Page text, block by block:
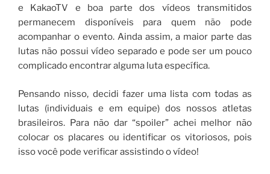
e KakaoTV e boa parte dos vídeos transmitidos
permanecem disponíveis para quem não pode
acompanhar o evento. Ainda assim, a maior parte das
lutas não possui vídeo separado e pode ser um pouco
complicado encontrar alguma luta específica.
Pensando nisso, decidi fazer uma lista com todas as
lutas (individuais e em equipe) dos nossos atletas
brasileiros. Para não dar “spoiler” achei melhor não
colocar os placares ou identificar os vitoriosos, pois
isso você pode verificar assistindo o vídeo!